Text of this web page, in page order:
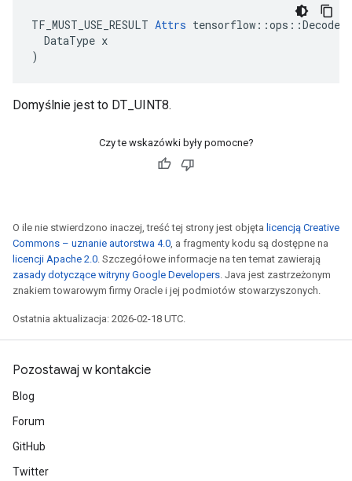
TF_MUST_USE_RESULT Attrs tensorflow ::ops ::
DataType x
)
Domyślnie jest to DT_UINT8.
Czy te wskazówki były pomocne?
O ile nie stwierdzono inaczej, treść tej strony jest objęta licencją Creative
Commons – uznanie autorstwa 4.0, a fragmenty kodu są dostępne na
licencji Apache 2.0. Szczegółowe informacje na ten temat zawierają
zasady dotyczące witryny Google Developers. Java jest zastrzeżonym
znakiem towarowym firmy Oracle i jej podmiotów stowarzyszonych.
Ostatnia aktualizacja: 2026-02-18 UTC.
Pozostawaj w kontakcie
Blog
Forum
GitHub
Twitter